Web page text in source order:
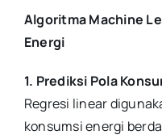
Algoritma Machine
Energi
1. Prediksi Pola
Regresi linear
konsumsi energi